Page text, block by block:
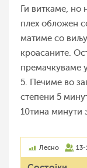
Ги виткаме, но
плех обложен
матиме со
кроасаните.
премачкуваме
5. Печиме во
степени 5
10тина минути
Лесно 13-